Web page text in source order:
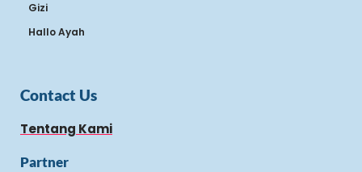
Gizi
Hallo Ayah
Contact Us
Tentang Kami
Partner